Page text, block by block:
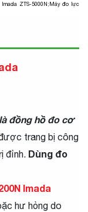
ZTS-5000N;Máy đo lực
là đồng hồ đo cơ
trang bị công
đỉnh. Dùng đo
Imada
hư hỏng do